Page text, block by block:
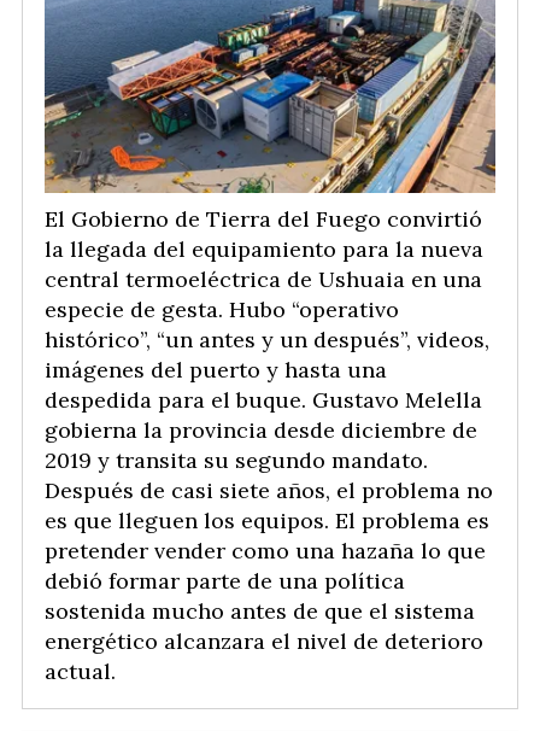
El Gobierno de Tierra del Fuego convirtió
la llegada del equipamiento para la nueva
central termoeléctrica de Ushuaia en una
especie de gesta. Hubo “operativo
histórico”, “un antes y un después”, videos,
imágenes del puerto y hasta una
despedida para el buque. Gustavo Melella
gobierna la provincia desde diciembre de
2019 y transita su segundo mandato.
Después de casi siete años, el problema no
es que lleguen los equipos. El problema es
pretender vender como una hazaña lo que
debió formar parte de una política
sostenida mucho antes de que el sistema
energético alcanzara el nivel de deterioro
actual.